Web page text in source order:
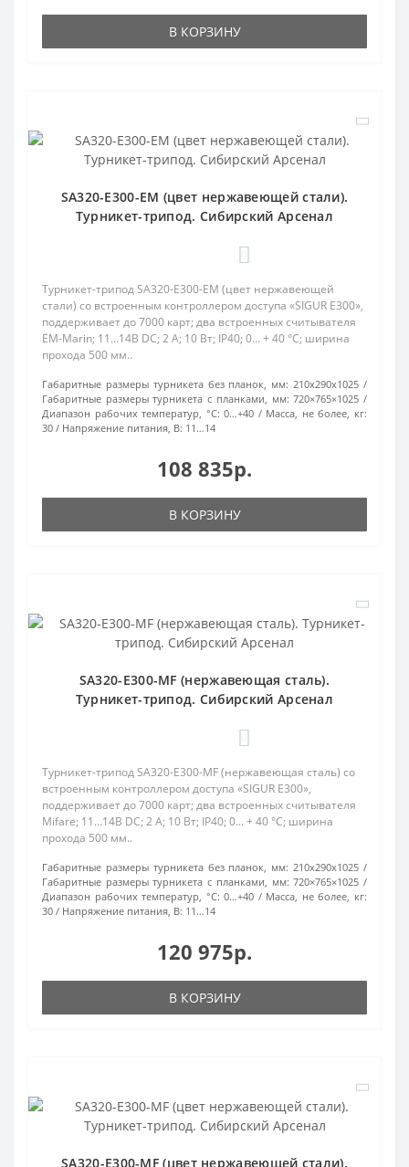
В КОРЗИНУ
SA320-E300-EM (цвет нержавеющей стали).
Турникет-трипод. Сибирский Арсенал
Турникет-трипод SA320-E300-EM (цвет нержавеющей
стали) со встроенным контроллером доступа «SIGUR E300»,
поддерживает до 7000 карт; два встроенных считывателя
EM-Marin; 11…14В DC; 2 А; 10 Вт; IP40; 0... + 40 °C; ширина
прохода 500 мм..
Габаритные размеры турникета без планок, мм: 210х290х1025
Габаритные размеры турникета с планками, мм: 720×765×1025
Диапазон рабочих температур, °С: 0…+40
Масса, не более, кг:
30
Напряжение питания, В: 11…14
108 835р.
В КОРЗИНУ
SA320-E300-MF (нержавеющая сталь).
Турникет-трипод. Сибирский Арсенал
Турникет-трипод SA320-E300-MF (нержавеющая сталь) со
встроенным контроллером доступа «SIGUR E300»,
поддерживает до 7000 карт; два встроенных считывателя
Mifare; 11…14В DC; 2 А; 10 Вт; IP40; 0... + 40 °C; ширина
прохода 500 мм..
Габаритные размеры турникета без планок, мм: 210х290х1025
Габаритные размеры турникета с планками, мм: 720×765×1025
Диапазон рабочих температур, °С: 0…+40
Масса, не более, кг:
30
Напряжение питания, В: 11…14
120 975р.
В КОРЗИНУ
SA320-E300-MF (цвет нержавеющей стали).